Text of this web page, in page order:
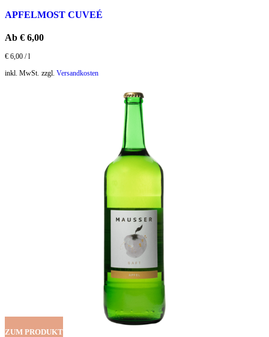
APFELMOST CUVEÉ
Ab € 6,00
€ 6,00 /l
inkl. MwSt. zzgl. Versandkosten
ZUM PRODUKT